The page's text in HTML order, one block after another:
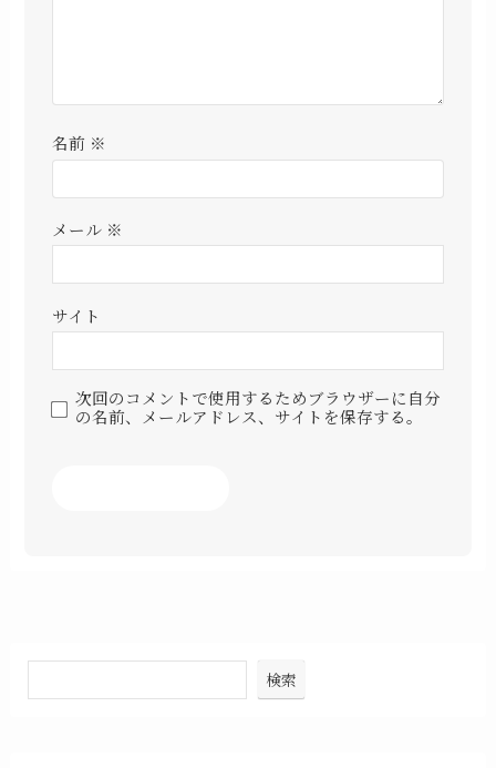
名前 ※
メール ※
サイト
次回のコメントで使用するためブラウザーに自分
の名前、メールアドレス、サイトを保存する。
検索